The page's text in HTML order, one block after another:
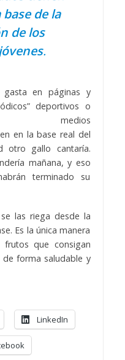
de la
de los
.
en páginas y
deportivos o
medios
en la base real del
otro gallo cantaría.
mañana, y eso
terminado su
las riega desde la
Es la única manera
frutos que consigan
de forma saludable y
LinkedIn